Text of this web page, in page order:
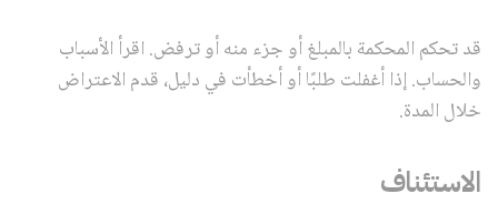
قد تحكم المحكمة بالمبلغ أو جزء منه أو ترفض. اقرأ الأسباب
والحساب. إذا أغفلت طلبًا أو أخطأت في دليل، قدم الاعتراض
خلال المدة.
الاستئناف